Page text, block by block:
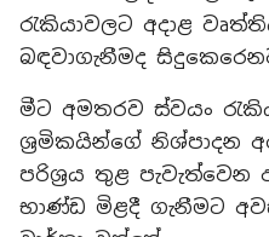
රැකියාවලට අදාළ
බඳවාගැනීමද
මීට අමතරව ස්වයං
ශ්‍රමිකයින්ගේ නිශ්පාදන
පරිශ්‍රය තුළ
භාණ්ඩ මිළදී ගැනීමට